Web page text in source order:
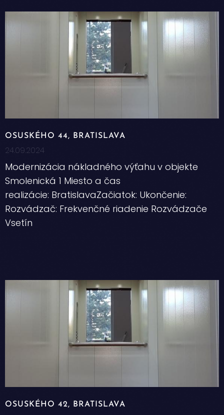
OSUSKÉHO 44, BRATISLAVA
24.09.2024
Modernizácia nákladného výťahu v objekte
Smolenická 1 Miesto a čas
realizácie: BratislavaZačiatok: Ukončenie:
Rozvádzač: Frekvenčné riadenie Rozvádzače
Vsetín
OSUSKÉHO 42, BRATISLAVA